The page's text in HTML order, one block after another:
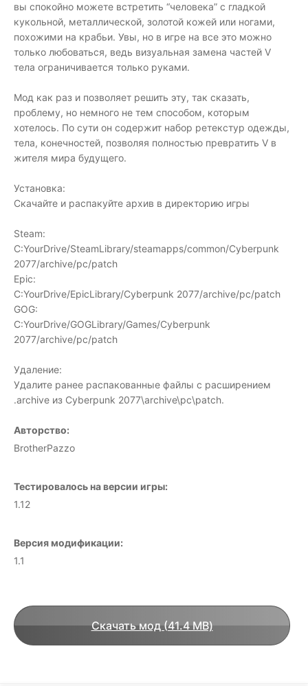
вы спокойно можете встретить “человека” с гладкой
кукольной, металлической, золотой кожей или ногами,
похожими на крабьи. Увы, но в игре на все это можно
только любоваться, ведь визуальная замена частей V
тела ограничивается только руками.
Мод как раз и позволяет решить эту, так сказать,
проблему, но немного не тем способом, которым
хотелось. По сути он содержит набор ретекстур одежды,
тела, конечностей, позволяя полностью превратить V в
жителя мира будущего.
Установка:
Скачайте и распакуйте архив в директорию игры
Steam:
C:YourDrive/SteamLibrary/steamapps/common/Cyberpunk
2077/archive/pc/patch
Epic:
C:YourDrive/EpicLibrary/Cyberpunk 2077/archive/pc/patch
GOG:
C:YourDrive/GOGLibrary/Games/Cyberpunk
2077/archive/pc/patch
Удаление:
Удалите ранее распакованные файлы с расширением
.archive из Cyberpunk 2077\archive\pc\patch.
Авторство:
BrotherPazzo
Тестировалось на версии игры:
1.12
Версия модификации:
1.1
Скачать мод (41.4 MB)